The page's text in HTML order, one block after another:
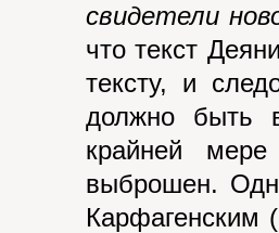
свидетели
что текст
тексту, и
должно быть
крайней
выброшен.
Карфагенским